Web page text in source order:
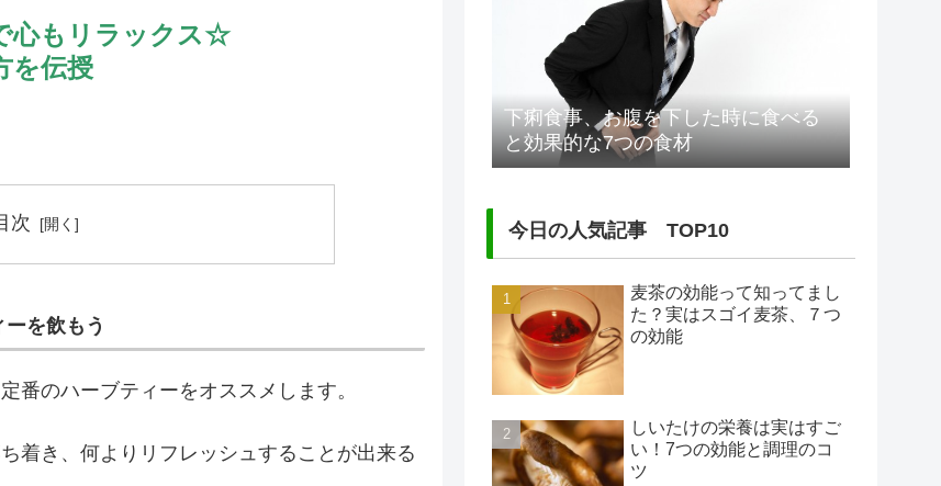
心もリラックス☆
を伝授
次
を飲もう
番のハーブティーをオススメします。
着き、何よりリフレッシュすることが出来る
下痢食事、お腹を下した時に食べる
と効果的な7つの食材
今日の人気記事 TOP10
麦茶の効能って知ってまし
た？実はスゴイ麦茶、７つ
の効能
しいたけの栄養は実はすご
い！7つの効能と調理のコ
ツ